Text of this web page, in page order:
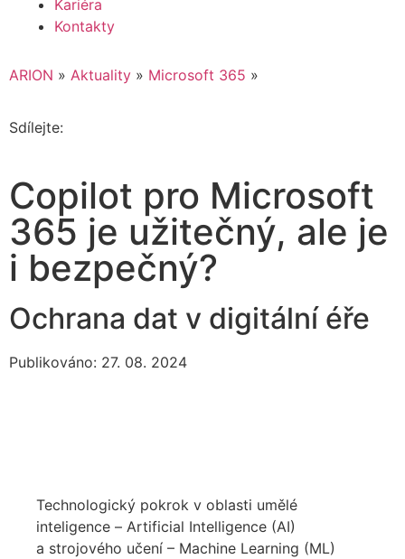
Kariéra
Kontakty
ARION » Aktuality » Microsoft 365 »
Sdílejte:
Copilot pro Microsoft
365 je užitečný, ale je
i bezpečný?
Ochrana dat v digitální éře
Publikováno: 27. 08. 2024
Technologický pokrok v oblasti umělé
inteligence – Artificial Intelligence (AI)
a strojového učení – Machine Learning (ML)